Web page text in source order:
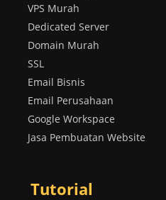
VPS Murah
Dedicated Server
Domain Murah
SSL
Email Bisnis
Email Perusahaan
Google Workspace
Jasa Pembuatan Website
Tutorial